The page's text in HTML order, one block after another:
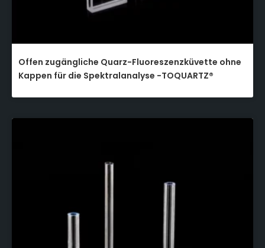
Offen zugängliche Quarz-Fluoreszenzküvette ohne
Kappen für die Spektralanalyse -TOQUARTZ®